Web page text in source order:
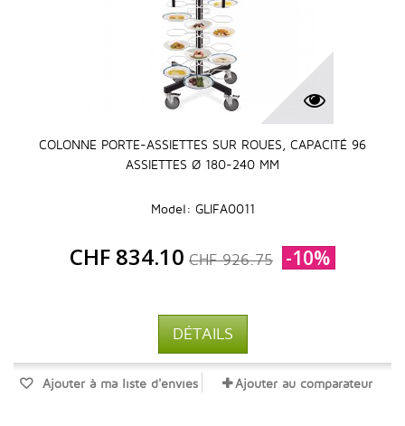
COLONNE PORTE-ASSIETTES SUR ROUES, CAPACITÉ 96
ASSIETTES Ø 180-240 MM
Model: GLIFA0011
CHF 834.10 CHF 926.75 -10%
DÉTAILS
Ajouter à ma liste d'envies Ajouter au comparateur